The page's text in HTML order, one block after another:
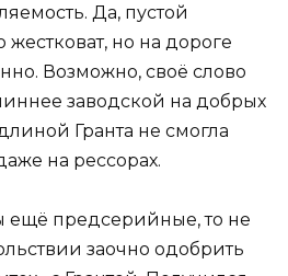
Да, пустой
но на дороге
Возможно, своё слово
заводской на добрых
Гранта не смогла
на рессорах.
ещё предсерийные, то не
заочно одобрить